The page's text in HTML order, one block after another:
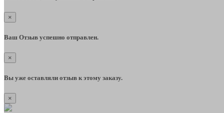
×
Ваш Отзыв успешно отправлен.
×
Вы уже оставляли отзыв к этому заказу.
×